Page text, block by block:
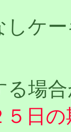
しケ
る場
５日